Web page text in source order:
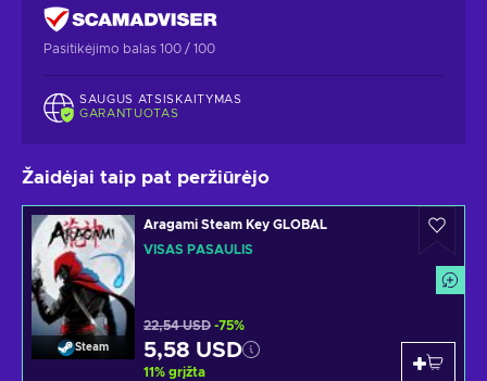
Pasitikėjimo balas 100 / 100
SAUGUS ATSISKAITYMAS
GARANTUOTAS
Žaidėjai taip pat peržiūrėjo
Steam
Aragami Steam Key GLOBAL
VISAS PASAULIS
22,54 USD -75%
5,58 USD
11% grįžta